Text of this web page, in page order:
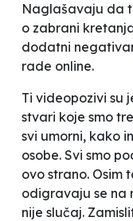
Naglašavaju da
o zabrani
dodatni
rade online.
Ti videopozivi su
stvari koje smo
svi umorni, kako
osobe. Svi smo
ovo strano. Osim
odigravaju se na
nije slučaj.